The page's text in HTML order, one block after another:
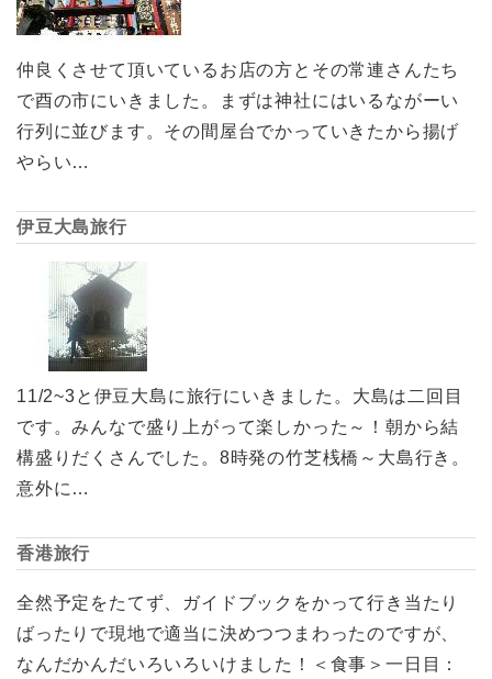
仲良くさせて頂いているお店の方とその常連さんたち
で酉の市にいきました。まずは神社にはいるながーい
行列に並びます。その間屋台でかっていきたから揚げ
やらい…
伊豆大島旅行
11/2~3と伊豆大島に旅行にいきました。大島は二回目
です。みんなで盛り上がって楽しかった～！朝から結
構盛りだくさんでした。8時発の竹芝桟橋～大島行き。
意外に…
香港旅行
全然予定をたてず、ガイドブックをかって行き当たり
ばったりで現地で適当に決めつつまわったのですが、
なんだかんだいろいろいけました！＜食事＞一日目：